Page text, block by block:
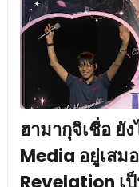
ฮามากุจิเชื่อ ยั
Media อยู่เสม